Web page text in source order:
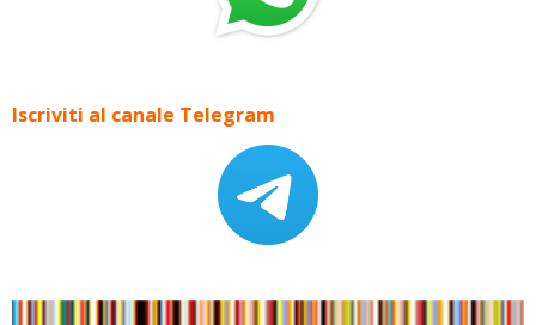
Iscriviti al canale Telegram